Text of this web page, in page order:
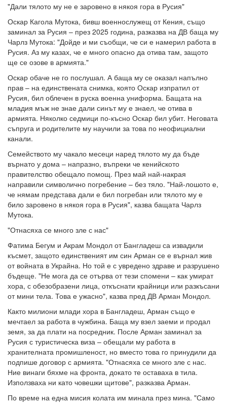
"Дали тялото му не е заровено в някоя гора в Русия"
Оскар Кагола Мутока, бивш военнослужещ от Кения, също
заминал за Русия – през 2025 година, разказва на ДВ баща му
Чарлз Мутока: "Дойде и ми съобщи, че си е намерил работа в
Русия. Аз му казах, че е много опасно да отива там, защото
ще се озове в армията."
Оскар обаче не го послушал. А баща му се оказал напълно
прав – на единствената снимка, която Оскар изпратил от
Русия, бил облечен в руска военна униформа. Бащата на
младия мъж не знае дали синът му е знаел, че отива в
армията. Няколко седмици по-късно Оскар бил убит. Неговата
съпруга и родителите му научили за това по неофициални
канали.
Семейството му чакало месеци наред тялото му да бъде
върнато у дома – напразно, въпреки че кенийското
правителство обещало помощ. През май най-накрая
направили символично погребение – без тяло. "Най-лошото е,
че нямам представа дали е бил погребан или тялото му е
било заровено в някоя гора в Русия", казва бащата Чарлз
Мутока.
"Отнасяха се много зле с нас"
Фатима Бегум и Акрам Мондол от Бангладеш са извадили
късмет, защото единственият им син Арман се е върнал жив
от войната в Украйна. Но той е с увредено здраве и разрушено
бъдеще. "Не мога да се отърва от тези спомени – как умират
хора, с обезобразени лица, откъснати крайници или разкъсани
от мини тела. Това е ужасно", казва пред ДВ Арман Мондол.
Както милиони млади хора в Бангладеш, Арман също е
мечтаел за работа в чужбина. Баща му взел заеми и продал
земя, за да плати на посредник. После Арман заминал за
Русия с туристическа виза – обещали му работа в
хранителната промишленост, но вместо това го принудили да
подпише договор с армията. "Отнасяха се много зле с нас.
Ние винаги бяхме на фронта, докато те оставаха в тила.
Използваха ни като човешки щитове", разказва Арман.
По време на една мисия колата им минала през мина. "Само